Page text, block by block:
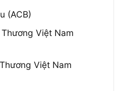
(ACB)
Việt Nam
Việt Nam